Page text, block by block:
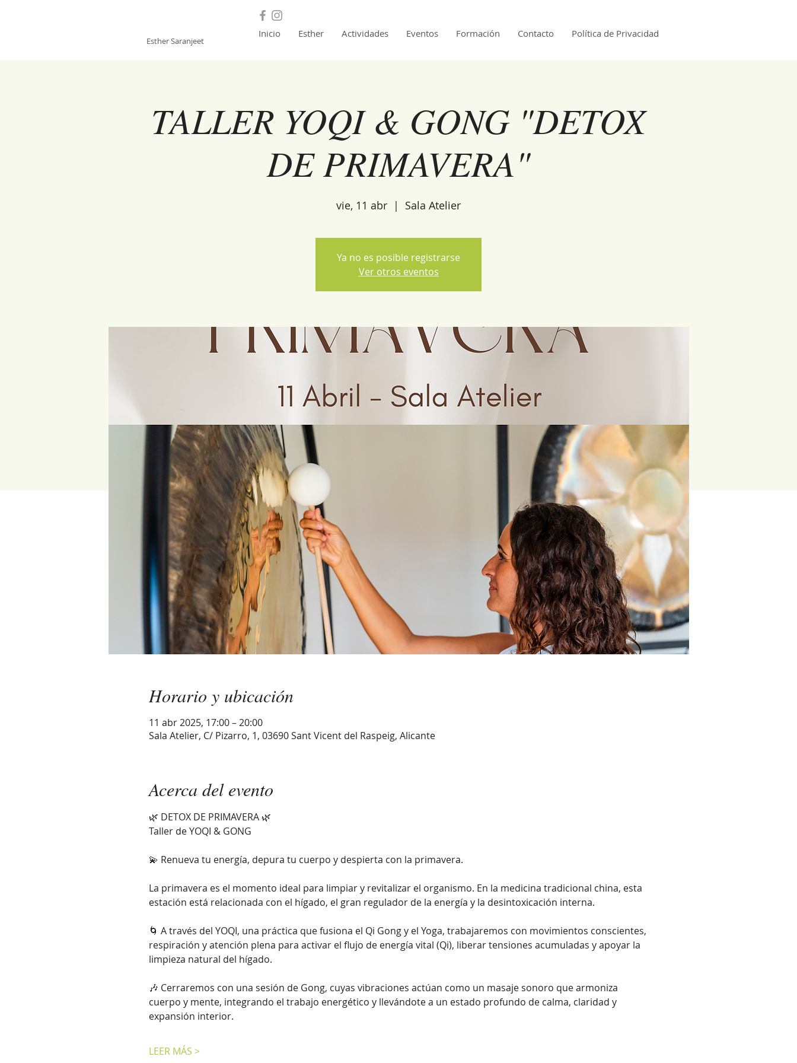
Esther Saranjeet
Inicio Esther Actividades Eventos Formación Contacto Política de Privacidad
TALLER YOQI & GONG "DETOX
DE PRIMAVERA"
vie, 11 abr
  |
Sala Atelier
Ya no es posible registrarse
Ver otros eventos
Horario y ubicación
11 abr 2025, 17:00 – 20:00
Sala Atelier, C/ Pizarro, 1, 03690 Sant Vicent del Raspeig, Alicante
Acerca del evento
🌿 DETOX DE PRIMAVERA 🌿
Taller de YOQI & GONG
💫 Renueva tu energía, depura tu cuerpo y despierta con la primavera.
La primavera es el momento ideal para limpiar y revitalizar el organismo. En la medicina tradicional china, esta
estación está relacionada con el hígado, el gran regulador de la energía y la desintoxicación interna.
🌀 A través del YOQI, una práctica que fusiona el Qi Gong y el Yoga, trabajaremos con movimientos conscientes,
respiración y atención plena para activar el flujo de energía vital (Qi), liberar tensiones acumuladas y apoyar la
limpieza natural del hígado.
🎶 Cerraremos con una sesión de Gong, cuyas vibraciones actúan como un masaje sonoro que armoniza
cuerpo y mente, integrando el trabajo energético y llevándote a un estado profundo de calma, claridad y
expansión interior.
LEER MÁS >